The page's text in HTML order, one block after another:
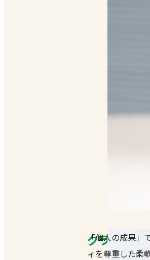
クライアン
「個人の成果」
ィを尊重した柔